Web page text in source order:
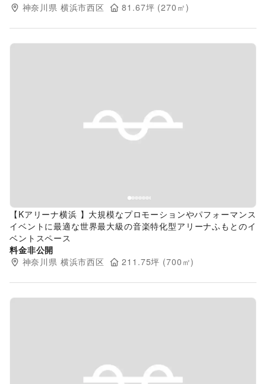
神奈川県 横浜市西区 81.67坪 (270 ㎡)
Previous slide
【Kアリーナ横浜 】大規模なプロモーションやパフォーマンス
イベントに最適な世界最大級の音楽特化型アリーナふもとのイ
ベントスペース
料金非公開
神奈川県 横浜市西区 211.75坪 (700 ㎡)